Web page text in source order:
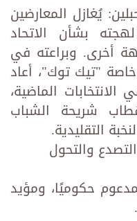
يُغازل المعارضين
بشأن الاتحاد
أخرى. وبراعته في
"تيك توك"، أعاد
الماضية،
شريحة الشباب
التقليدية.
والتحول
حكوميًا، ومؤيد